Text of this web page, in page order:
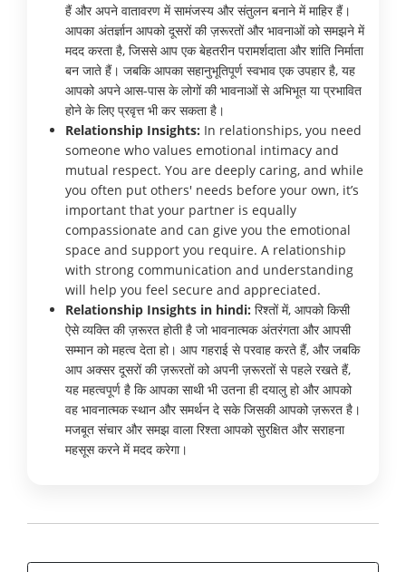
हैं और अपने वातावरण में सामंजस्य और संतुलन बनाने में माहिर हैं।
आपका अंतर्ज्ञान आपको दूसरों की ज़रूरतों और भावनाओं को समझने में
मदद करता है, जिससे आप एक बेहतरीन परामर्शदाता और शांति निर्माता
बन जाते हैं। जबकि आपका सहानुभूतिपूर्ण स्वभाव एक उपहार है, यह
आपको अपने आस-पास के लोगों की भावनाओं से अभिभूत या प्रभावित
होने के लिए प्रवृत्त भी कर सकता है।
Relationship Insights: In relationships, you need
someone who values emotional intimacy and
mutual respect. You are deeply caring, and while
you often put others' needs before your own, it’s
important that your partner is equally
compassionate and can give you the emotional
space and support you require. A relationship
with strong communication and understanding
will help you feel secure and appreciated.
Relationship Insights in hindi: रिश्तों में, आपको किसी
ऐसे व्यक्ति की ज़रूरत होती है जो भावनात्मक अंतरंगता और आपसी
सम्मान को महत्व देता हो। आप गहराई से परवाह करते हैं, और जबकि
आप अक्सर दूसरों की ज़रूरतों को अपनी ज़रूरतों से पहले रखते हैं,
यह महत्वपूर्ण है कि आपका साथी भी उतना ही दयालु हो और आपको
वह भावनात्मक स्थान और समर्थन दे सके जिसकी आपको ज़रूरत है।
मजबूत संचार और समझ वाला रिश्ता आपको सुरक्षित और सराहना
महसूस करने में मदद करेगा।